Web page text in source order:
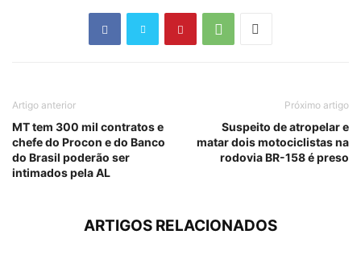
Artigo anterior
MT tem 300 mil contratos e
chefe do Procon e do Banco
do Brasil poderão ser
intimados pela AL
Próximo artigo
Suspeito de atropelar e
matar dois motociclistas na
rodovia BR-158 é preso
ARTIGOS RELACIONADOS